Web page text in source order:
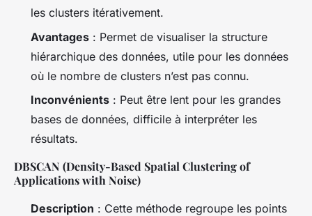
les clusters itérativement.
Avantages : Permet de visualiser la structure
hiérarchique des données, utile pour les données
où le nombre de clusters n’est pas connu.
Inconvénients : Peut être lent pour les grandes
bases de données, difficile à interpréter les
résultats.
DBSCAN (Density-Based Spatial Clustering of
Applications with Noise)
Description : Cette méthode regroupe les points